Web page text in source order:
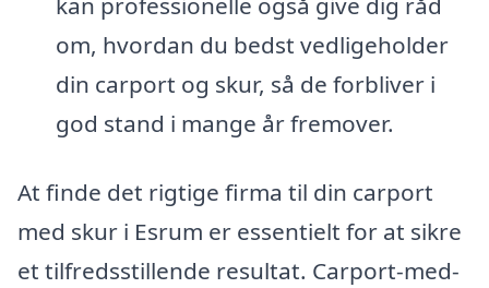
om, hvordan du bedst vedligeholder
din carport og skur, så de forbliver i
god stand i mange år fremover.
At finde det rigtige firma til din carport
med skur i Esrum er essentielt for at sikre
et tilfredsstillende resultat. Carport-med-